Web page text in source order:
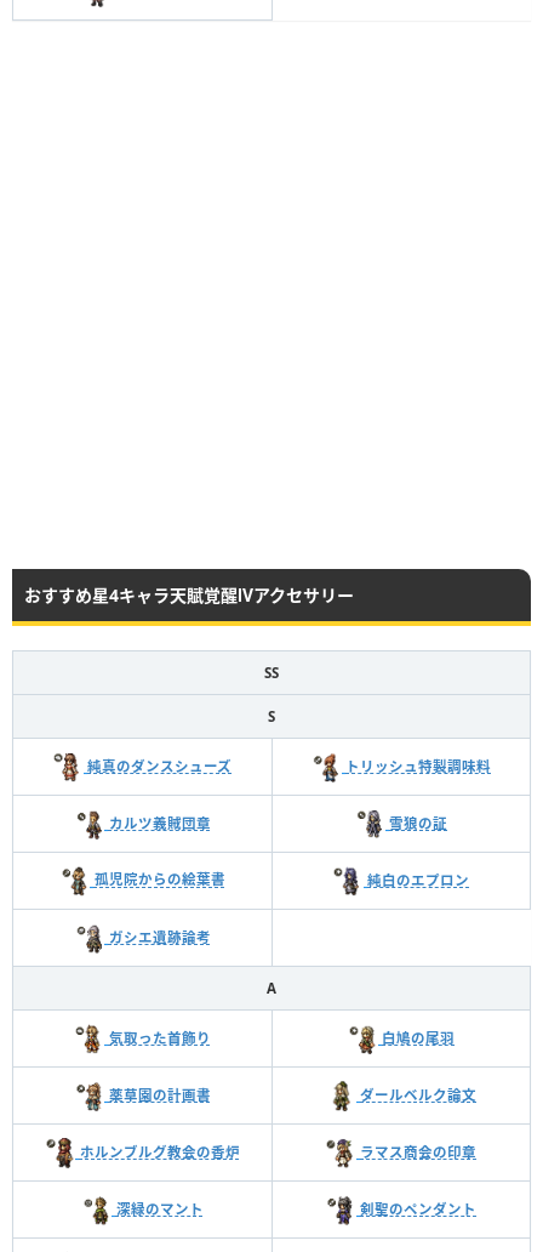
おすすめ星4キャラ天賦覚醒Ⅳアクセサリー
SS
S
純真のダンスシューズ トリッシュ特製調味料
カルツ義賊団章 雪狼の証
孤児院からの絵葉書 純白のエプロン
ガシエ遺跡論考
A
気取った首飾り 白鳩の尾羽
薬草園の計画書 ダールベルク論文
ホルンブルグ教会の香炉 ラマス商会の印章
深緑のマント 剣聖のペンダント